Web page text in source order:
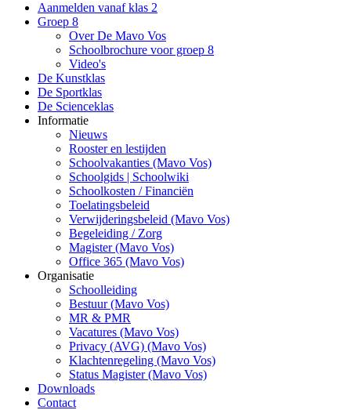
Aanmelden vanaf klas 2
Groep 8
Over De Mavo Vos
Schoolbrochure voor groep 8
Video's
De Kunstklas
De Sportklas
De Scienceklas
Informatie
Nieuws
Rooster en lestijden
Schoolvakanties (Mavo Vos)
Schoolgids | Schoolwiki
Schoolkosten / Financiën
Toelatingsbeleid
Verwijderingsbeleid (Mavo Vos)
Begeleiding / Zorg
Magister (Mavo Vos)
Office 365 (Mavo Vos)
Organisatie
Schoolleiding
Bestuur (Mavo Vos)
MR & PMR
Vacatures (Mavo Vos)
Privacy (AVG) (Mavo Vos)
Klachtenregeling (Mavo Vos)
Status Magister (Mavo Vos)
Downloads
Contact